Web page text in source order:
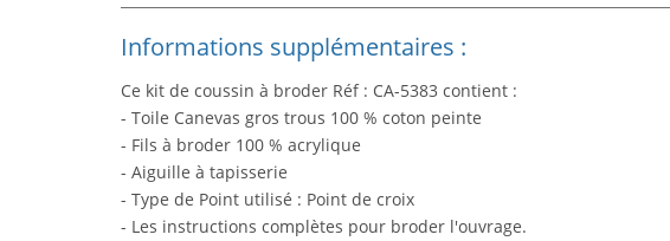
Informations supplémentaires :
Ce kit de coussin à broder Réf : CA-5383 contient :
- Toile Canevas gros trous 100 % coton peinte
- Fils à broder 100 % acrylique
- Aiguille à tapisserie
- Type de Point utilisé : Point de croix
- Les instructions complètes pour broder l'ouvrage.